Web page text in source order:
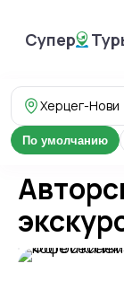
Супер
SuperTours
Херцег-Нови
По умолчанию